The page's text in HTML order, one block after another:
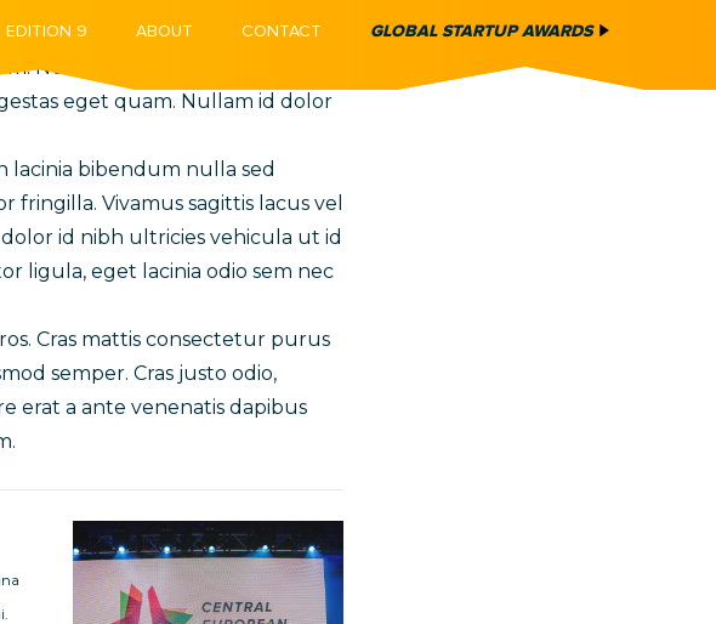
EDITION 9 ABOUT CONTACT GLOBAL STARTUP AWARDS
EDITION 9 ABOUT CONTACT GLOBAL STARTUP AWARDS
rutrum faucibus dolor
Nullam id dolor id nibh ultricies
eget quam. Nullam id dolor
lacinia bibendum nulla sed
Vivamus sagittis lacus vel
id nibh ultricies vehicula ut id
ligula, eget lacinia odio sem nec
Cras mattis consectetur purus
semper. Cras justo odio,
erat a ante venenatis dapibus